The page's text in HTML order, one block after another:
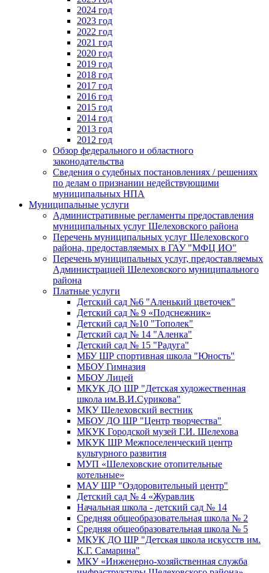
2024 год
2023 год
2022 год
2021 год
2020 год
2019 год
2018 год
2017 год
2016 год
2015 год
2014 год
2013 год
2012 год
Обзор федерального и областного
законодательства
Сведения о судебных постановлениях / решениях
по делам о признании недействующими
муниципальных НПА
Муниципальные услуги
Административные регламенты предоставления
муниципальных услуг Шелеховского района
Перечень муниципальных услуг Шелеховского
района, предоставляемых в ГАУ "МФЦ ИО"
Перечень муниципальных услуг, предоставляемых
Администрацией Шелеховского муниципального
района
Платные услуги
Детский сад №6 "Аленький цветочек"
Детский сад № 9 «Подснежник»
Детский сад №10 "Тополек"
Детский сад № 14 "Аленка"
Детский сад № 15 "Радуга"
МБУ ШР спортивная школа "Юность"
МБОУ Гимназия
МБОУ Лицей
МКУК ДО ШР "Детская художественная
школа им.В.И.Сурикова"
МКУ Шелеховский вестник
МБОУ ДО ШР "Центр творчества"
МКУК Городской музей Г.И. Шелехова
МКУК ШР Межпоселенческий центр
культурного развития
МУП «Шелеховские отопительные
котельные»
МАУ ШР "Оздоровительный центр"
Детский сад № 4 «Журавлик
Начальная школа - детский сад № 14
Средняя общеобразовательная школа № 2
Средняя общеобразовательная школа № 5
МКУК ДО ШР "Детская школа искусств им.
К.Г. Самарина"
МКУ «Инженерно-хозяйственная служба